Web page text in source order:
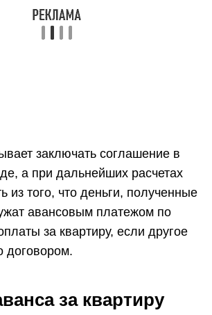
заключать соглашение в
а при дальнейших расчетах
из того, что деньги, полученные
авансовым платежом по
за квартиру, если другое
договором.
за квартиру